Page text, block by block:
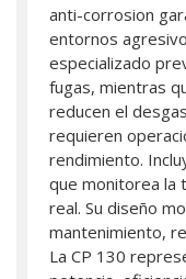
anti-corrosion
entornos
especializado
fugas, mientras
reducen el
requieren
rendimiento.
que monitorea la
real. Su diseño
mantenimiento,
La CP 130